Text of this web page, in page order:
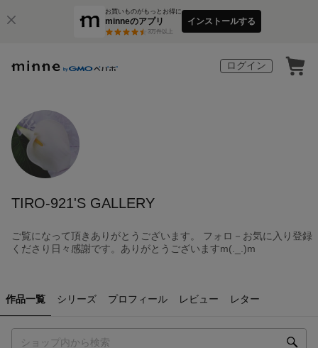
お買いものがもっとお得に
minneのアプリ
3万件以上
インストールする
ログイン
TIRO-921'S GALLERY
ご覧になって頂きありがとうございます。 フォロ－お気に入り登録
くださり日々感謝です。ありがとうございますm(._.)m
作品一覧 シリーズ プロフィール レビュー レター